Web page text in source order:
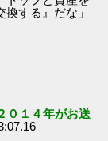
する』だな」
０１４年がお送